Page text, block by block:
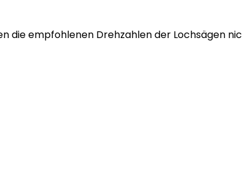
die empfohlenen Drehzahlen der Lochsägen